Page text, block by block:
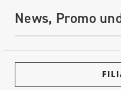
News, Promo